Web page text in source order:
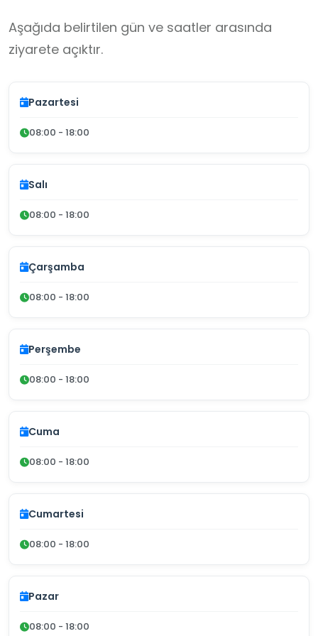
Aşağıda belirtilen gün ve saatler arasında
ziyarete açıktır.
Pazartesi
08:00 - 18:00
Salı
08:00 - 18:00
Çarşamba
08:00 - 18:00
Perşembe
08:00 - 18:00
Cuma
08:00 - 18:00
Cumartesi
08:00 - 18:00
Pazar
08:00 - 18:00